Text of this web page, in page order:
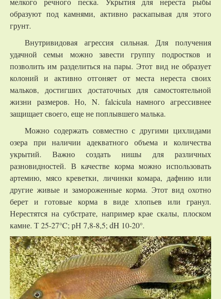
образуют под камнями, активно раскапывая для этого
грунт.
Внутривидовая агрессия сильная. Для получения
удачной семьи можно завести группу подростков и
позволить им разделиться на пары. Этот вид не образует
колоний и активно отгоняет от места нереста своих
мальков, достигших достаточных для самостоятельной
жизни размеров. Но, N. falcicula намного агрессивнее
защищает своего, еще не поплывшего малька.
Можно содержать совместно с другими цихлидами
озера при наличии адекватного объема и количества
укрытий. Важно создать нишы для различных
разновидностей. В качестве корма можно использовать
артемию, мясо креветки, личинки комара, дафнию или
другие живые и замороженные корма. Этот вид охотно
берет и готовые корма в виде хлопьев или гранул.
Нерестятся на субстрате, например крае скалы, плоском
камне. Т 25-27°C; рН 7,8-8,5; dH 10-20°.